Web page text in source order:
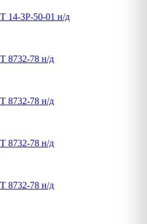
14-3Р-50-01 н/д
8732-78 н/д
8732-78 н/д
8732-78 н/д
8732-78 н/д